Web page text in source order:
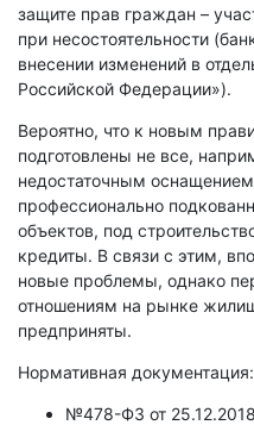
защите прав граждан –
при несостоятельности
внесении изменений в
Российской Федерации»).
Вероятно, что к новым
подготовлены не все,
недостаточным
профессионально
объектов, под
кредиты. В связи с этим,
новые проблемы, однако
отношениям на рынке
предприняты.
Нормативная документация:
№478-ФЗ от